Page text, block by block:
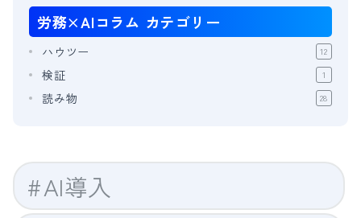
労務×AIコラム カテゴリー
ハウツー 12
検証 1
読み物 28
AI導入